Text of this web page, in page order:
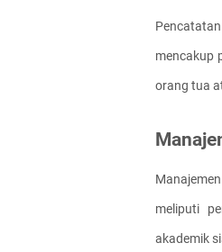
mencakup
orang tua
meliputi
akademik